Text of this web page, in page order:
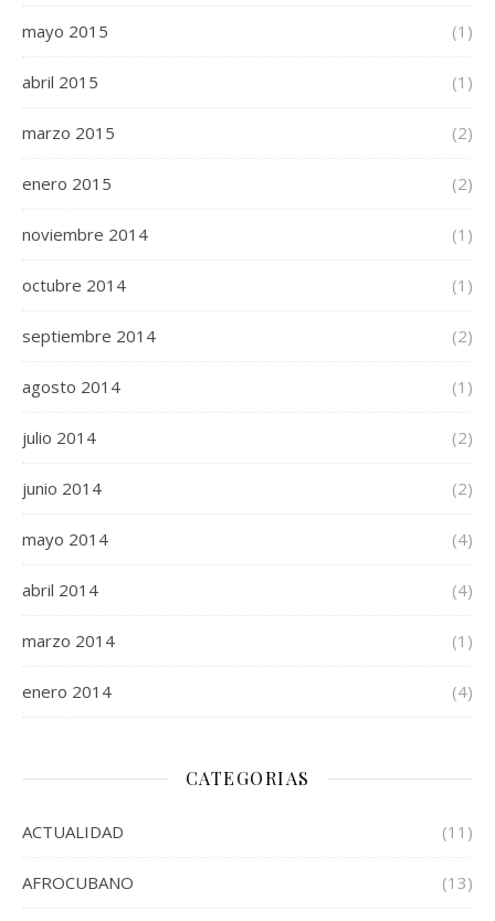
mayo 2015 (1)
abril 2015 (1)
marzo 2015 (2)
enero 2015 (2)
noviembre 2014 (1)
octubre 2014 (1)
septiembre 2014 (2)
agosto 2014 (1)
julio 2014 (2)
junio 2014 (2)
mayo 2014 (4)
abril 2014 (4)
marzo 2014 (1)
enero 2014 (4)
CATEGORIAS
ACTUALIDAD (11)
AFROCUBANO (13)